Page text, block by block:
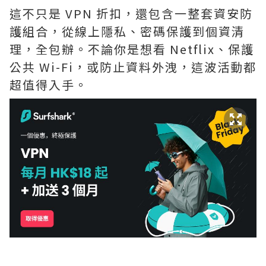
這不只是 VPN 折扣，還包含一整套資安防
護組合，從線上隱私、密碼保護到個資清
理，全包辦。不論你是想看 Netflix、保護
公共 Wi-Fi，或防止資料外洩，這波活動都
超值得入手。